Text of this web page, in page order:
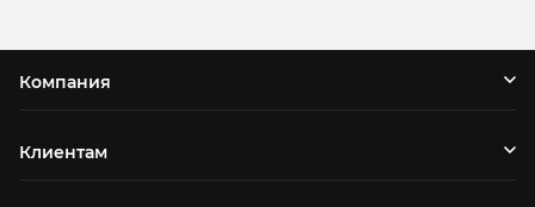
Компания
Клиентам